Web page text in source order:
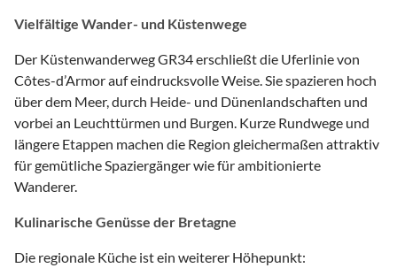
Vielfältige Wander- und Küstenwege
Der Küstenwanderweg GR34 erschließt die Uferlinie von
Côtes-d’Armor auf eindrucksvolle Weise. Sie spazieren hoch
über dem Meer, durch Heide- und Dünenlandschaften und
vorbei an Leuchttürmen und Burgen. Kurze Rundwege und
längere Etappen machen die Region gleichermaßen attraktiv
für gemütliche Spaziergänger wie für ambitionierte
Wanderer.
Kulinarische Genüsse der Bretagne
Die regionale Küche ist ein weiterer Höhepunkt: